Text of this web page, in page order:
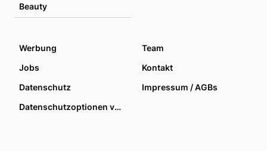
Beauty
Werbung
Team
Jobs
Kontakt
Datenschutz
Impressum / AGBs
Datenschutzoptionen verwalten